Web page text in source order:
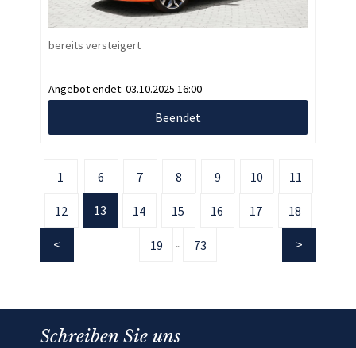
bereits versteigert
Angebot endet: 03.10.2025 16:00
Beendet
1 6 7 8 9 10 11
12 13 14 15 16 17 18
19 ... 73
Schreiben Sie uns